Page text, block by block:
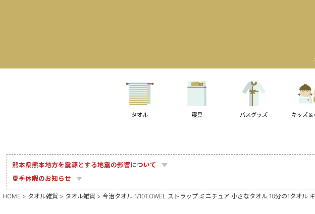
タオル 寝具 バスグッズ キッズ＆
熊本県熊本地方を震源とする地震の影響について
夏季休暇のお知らせ
HOME タオル雑貨 タオル雑貨 今治タオル 1/10TOWEL ストラップ ミニチュア 小さなタオル 10分の1タオル